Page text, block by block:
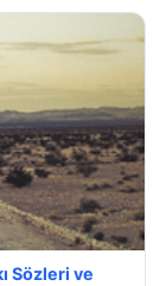
Sözleri ve